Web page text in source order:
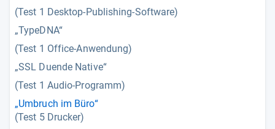
(Test 1 Desktop-Publishing-Software)
„TypeDNA“
(Test 1 Office-Anwendung)
„SSL Duende Native“
(Test 1 Audio-Programm)
„Umbruch im Büro“
(Test 5 Drucker)